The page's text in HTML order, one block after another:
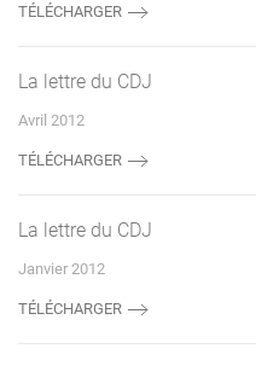
TÉLÉCHARGER
La lettre du CDJ
Avril 2012
TÉLÉCHARGER
La lettre du CDJ
Janvier 2012
TÉLÉCHARGER